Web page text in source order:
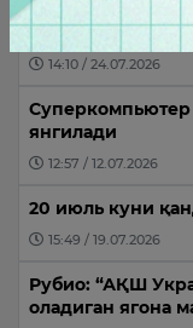
Саудия
вафот этди
14:10 / 24.07.2026
янгилади
12:57 / 12.07.2026
20 июль куни
15:49 / 19.07.2026
Рубио: “АҚШ
оладиган ягона